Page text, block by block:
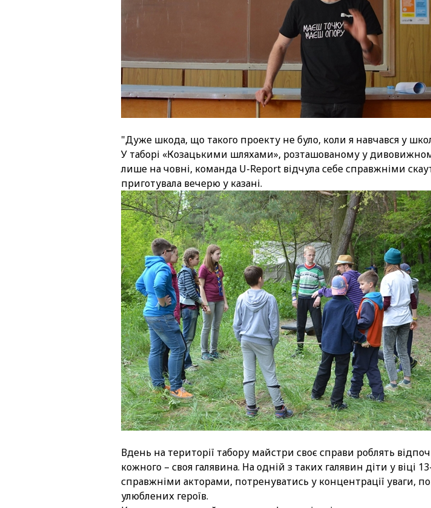
"Дуже шкода, що такого проекту не було, коли я навчався у
У таборі «Козацькими шляхами», розташованому у
лише на човні, команда U-Report відчула себе справжніми
приготувала вечерю у казані.
Вдень на території табору майстри своє справи роблять
кожного – своя галявина. На одній з таких галявин діти у віці
справжніми акторами, потренуватись у концентрації уваги,
улюблених героїв.